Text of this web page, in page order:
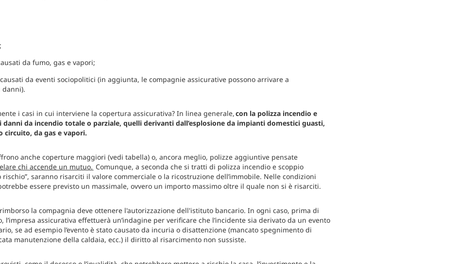
da fumo, gas e vapori;
da eventi sociopolitici (in aggiunta, le compagnie assicurative possono arrivare a
danni).
i casi in cui interviene la copertura assicurativa? In linea generale,con la polizza incendio e
da incendio totale o parziale, quelli derivanti dall’esplosione da impianti domestici guasti,
circuito, da gas e vapori.
anche coperture maggiori (vedi tabella) o, ancora meglio, polizze aggiuntive pensate
chi accende un mutuo. Comunque, a seconda che si tratti di polizza incendio e scoppio
rischio”, saranno risarciti il valore commerciale o la ricostruzione dell’immobile. Nelle condizioni
essere previsto un massimale, ovvero un importo massimo oltre il quale non si è risarciti.
la compagnia deve ottenere l'autorizzazione dell'istituto bancario. In ogni caso, prima di
l’impresa assicurativa effettuerà un’indagine per verificare che l’incidente sia derivato da un evento
se ad esempio l’evento è stato causato da incuria o disattenzione (mancato spegnimento di
manutenzione della caldaia, ecc.) il diritto al risarcimento non sussiste.